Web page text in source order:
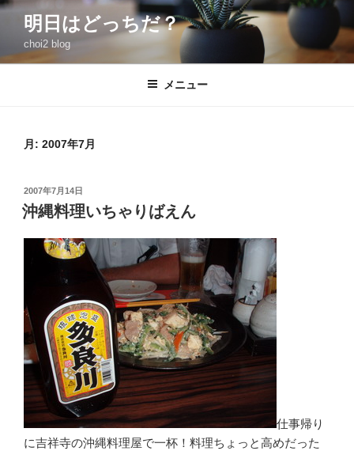
コ
ン
明日はどっちだ？
choi2 blog
メニュー
月: 2007年7月
投
稿
日:
2007年7月14日
沖縄料理いちゃりばえん
仕事帰り
に吉祥寺の沖縄料理屋で一杯！料理ちょっと高めだった